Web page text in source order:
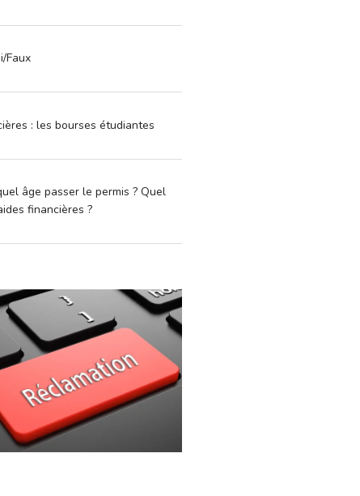
Faux
: les bourses étudiantes
âge passer le permis ? Quel
financières ?